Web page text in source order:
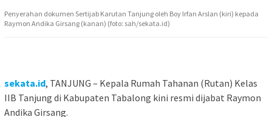
Penyerahan dokumen Sertijab Karutan Tanjung oleh Boy Irfan Arslan (kiri) kepada
Raymon Andika Girsang (kanan) (foto: sah/sekata.id)
sekata.id, TANJUNG – Kepala Rumah Tahanan (Rutan) Kelas
IIB Tanjung di Kabupaten Tabalong kini resmi dijabat Raymon
Andika Girsang.